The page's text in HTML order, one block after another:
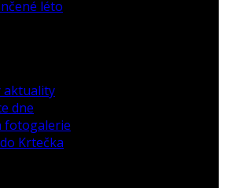
léto
aktuality
dne
fotogalerie
Krtečka